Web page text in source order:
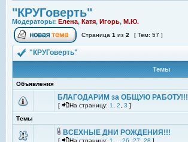
"КРУГоверть"
Модераторы: Елена, Катя, Игорь, М.Ю.
Страница 1 из 2 [ Тем: 57 ]
"КРУГоверть"
Темы
Объявления
БЛАГОДАРИМ за ОБЩУЮ РАБОТУ!!!
[ На страницу: 1 2 3 ]
Темы
ВСЕХНЫЕ ДНИ РОЖДЕНИЯ!!!
[ На страницу: 1 26 27 28 ]